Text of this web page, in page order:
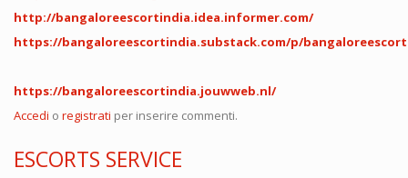
http://bangaloreescortindia.idea.informer.com/
https://bangaloreescortindia.substack.com/p/
https://bangaloreescortindia.jouwweb.nl/
Accedi o registrati per inserire commenti.
ESCORTS SERVICE